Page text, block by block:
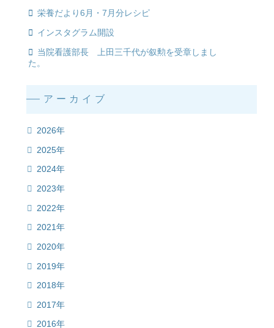
栄養だより6月・7月分レシピ
インスタグラム開設
当院看護部長 上田三千代が叙勲を受章しまし
た。
アーカイブ
2026年
2025年
2024年
2023年
2022年
2021年
2020年
2019年
2018年
2017年
2016年